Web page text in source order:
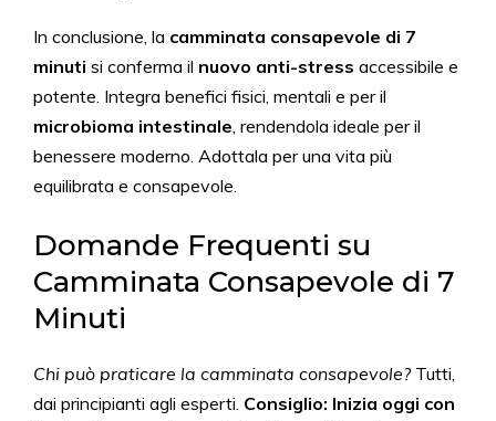
In conclusione, la camminata consapevole di 7
minuti si conferma il nuovo anti-stress accessibile e
potente. Integra benefici fisici, mentali e per il
microbioma intestinale, rendendola ideale per il
benessere moderno. Adottala per una vita più
equilibrata e consapevole.
Domande Frequenti su
Camminata Consapevole di 7
Minuti
Chi può praticare la camminata consapevole?Tutti,
dai principianti agli esperti. Consiglio: Inizia oggi con